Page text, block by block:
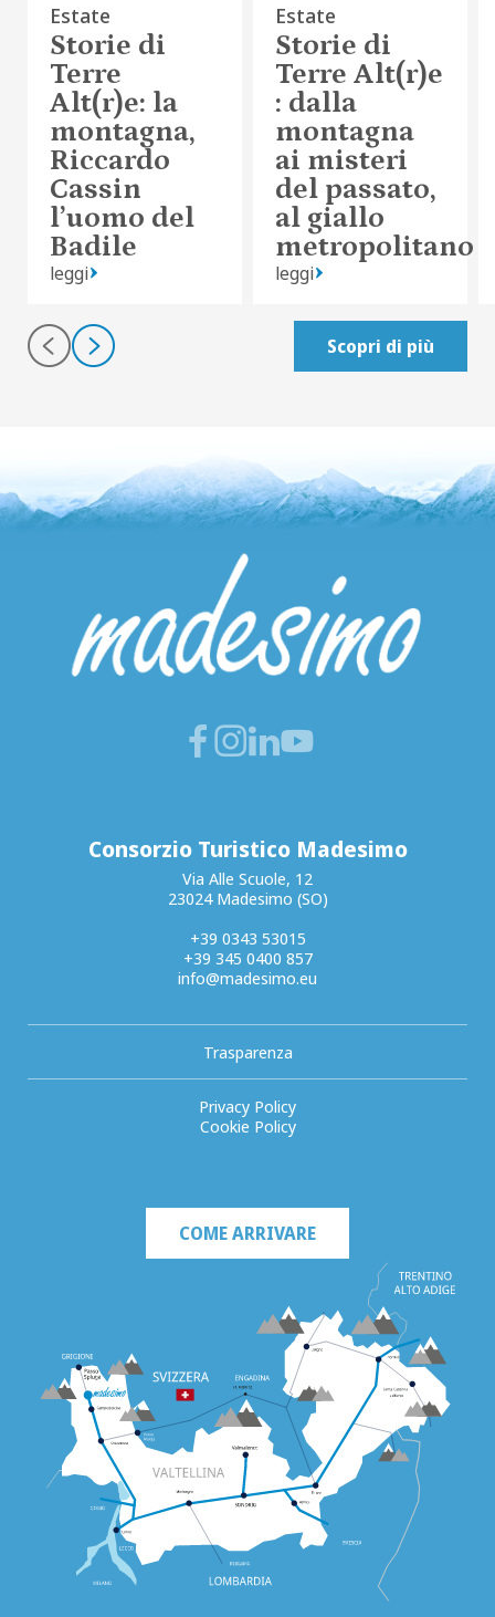
Estate
Storie di
Terre
Alt(r)e: la
montagna,
Riccardo
Cassin
l’uomo del
Badile
leggi
Estate
Storie di
Terre Alt(r)e
: dalla
montagna
ai misteri
del passato,
al giallo
metropolitano
leggi
Scopri di più
Consorzio Turistico Madesimo
Via Alle Scuole, 12
23024 Madesimo (SO)
+39 0343 53015
+39 345 0400 857
info@madesimo.eu
Trasparenza
Privacy Policy
Cookie Policy
COME ARRIVARE